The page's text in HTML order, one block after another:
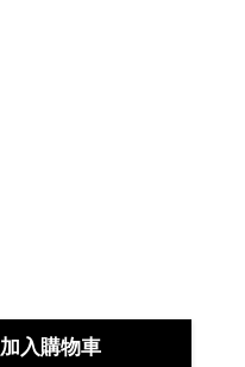
加入購物車